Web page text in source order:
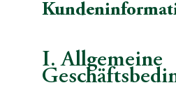
I. Allgemeine